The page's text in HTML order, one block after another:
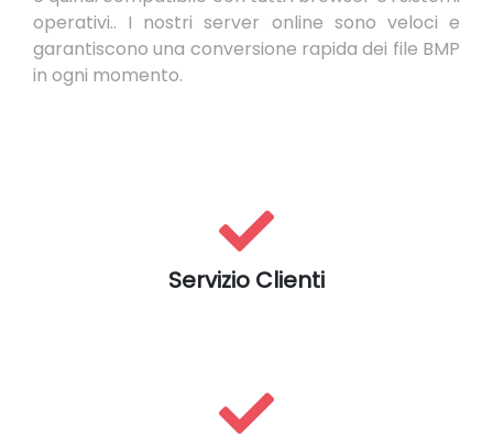
operativi.. I nostri server online sono veloci e
garantiscono una conversione rapida dei file BMP
in ogni momento.
Servizio Clienti